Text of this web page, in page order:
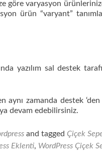
göre varyasyon
ürün “varyant”
yazılım sal destek
zamanda destek
devam edebilirsiniz.
and tagged Çiçek
Eklenti, WordPress Çiçek